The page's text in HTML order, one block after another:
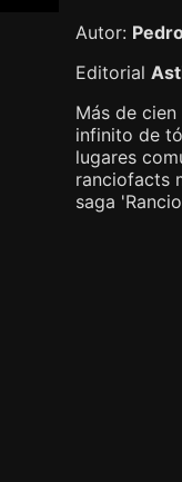
Autor:
Editorial
Más de
infinito de
lugares
ranciofacts
saga